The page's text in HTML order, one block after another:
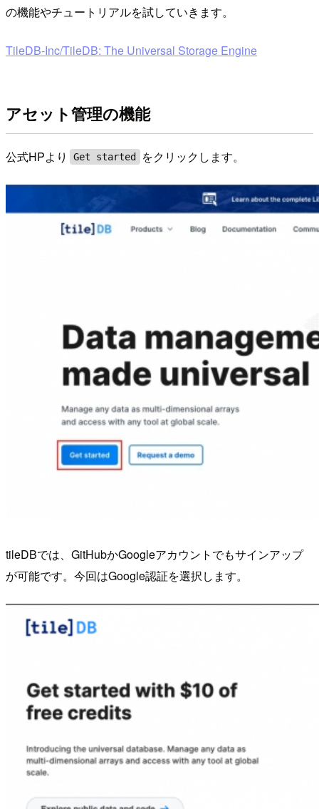
の機能やチュートリアルを試していきます。
TileDB-Inc/TileDB: The Universal Storage Engine
アセット管理の機能
公式HPより Get started をクリックします。
tileDBでは、GitHubかGoogleアカウントでもサインアップ
が可能です。今回はGoogle認証を選択します。